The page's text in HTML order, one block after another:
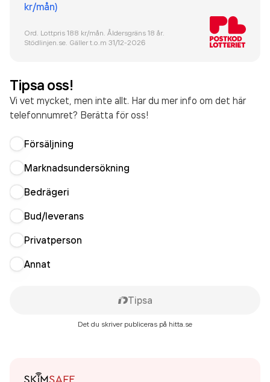
kr/mån)
Ord. Lottpris 188 kr/mån. Åldersgräns 18 år.
Stödlinjen.se. Gäller t.o.m 31/12-2026
Tipsa oss!
Vi vet mycket, men inte allt. Har du mer info om det här
telefonnumret? Berätta för oss!
Försäljning
Marknadsundersökning
Bedrägeri
Bud/leverans
Privatperson
Annat
Tipsa
Det du skriver publiceras på hitta.se